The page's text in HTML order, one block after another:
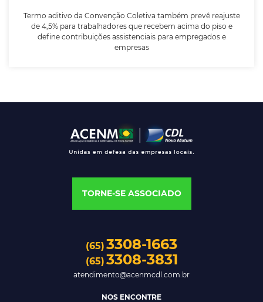
Termo aditivo da Convenção Coletiva também prevê reajuste
de 4,5% para trabalhadores que recebem acima do piso e
define contribuições assistenciais para empregados e
empresas
LEIA MAIS
TORNE-SE ASSOCIADO
(65) 3308-1663
(65) 3308-3831
atendimento@acenmcdl.com.br
NOS ENCONTRE